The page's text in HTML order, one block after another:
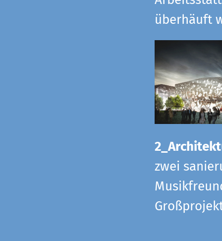
überhäuft
zwei